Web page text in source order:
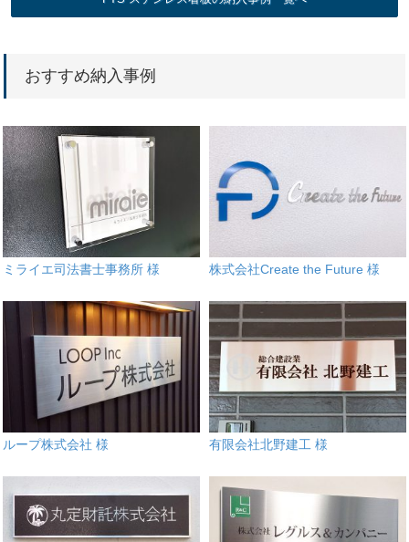
おすすめ納入事例
ミライエ司法書士事務所 様 株式会社Create the Future 様
ループ株式会社 様 有限会社北野建工 様